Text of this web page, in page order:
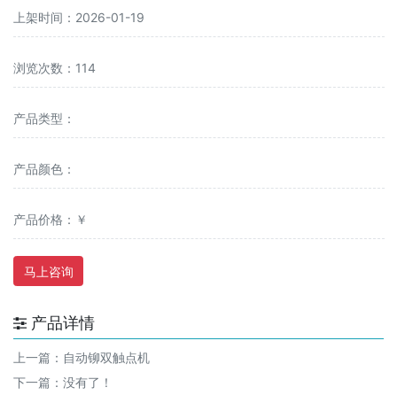
上架时间：2026-01-19
浏览次数：114
产品类型：
产品颜色：
产品价格：￥
马上咨询
产品详情
上一篇： 自动铆双触点机
下一篇：没有了！